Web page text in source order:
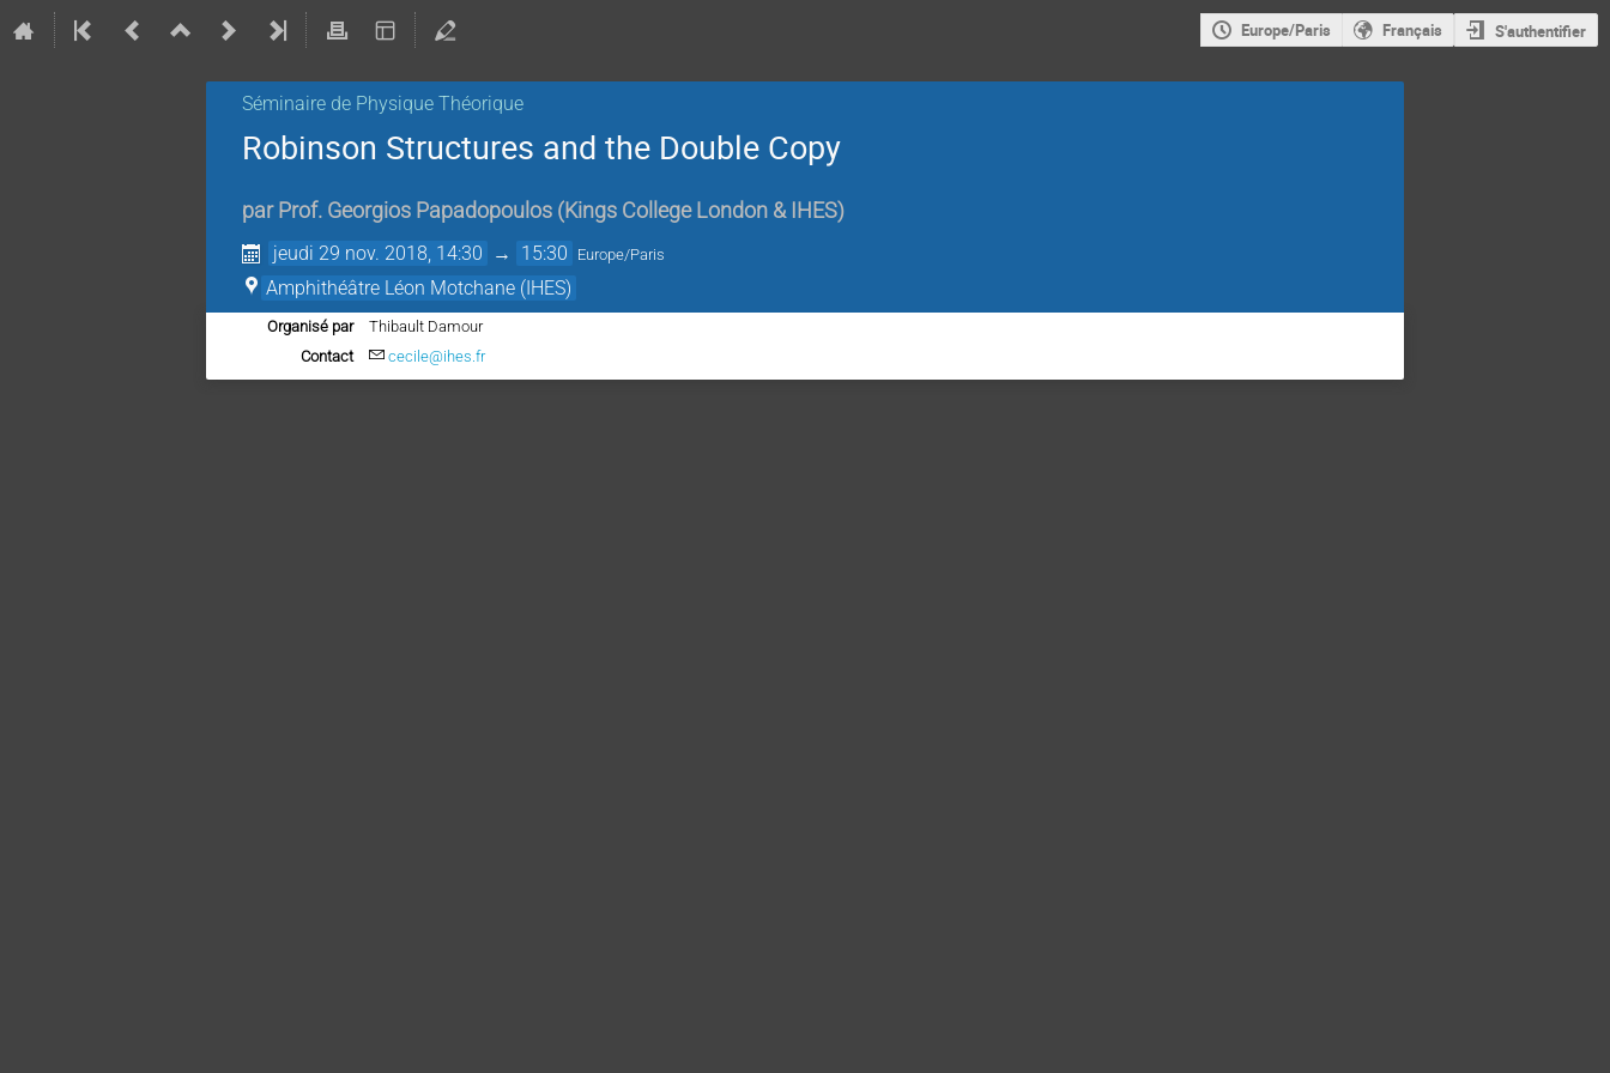
Europe/Paris Français S'authentifier
Séminaire de Physique Théorique
Robinson Structures and the Double Copy
par Prof. Georgios Papadopoulos (Kings College London & IHES)
jeudi 29 nov. 2018, 14:30 → 15:30 Europe/Paris
Amphithéâtre Léon Motchane (IHES)
Organisé par
Thibault Damour
Contact
cecile@ihes.fr